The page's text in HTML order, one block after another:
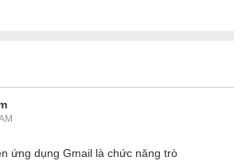
ứng dụng Gmail là chức năng trò